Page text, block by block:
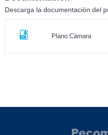
Descarga la documentación del
Plano Cámara